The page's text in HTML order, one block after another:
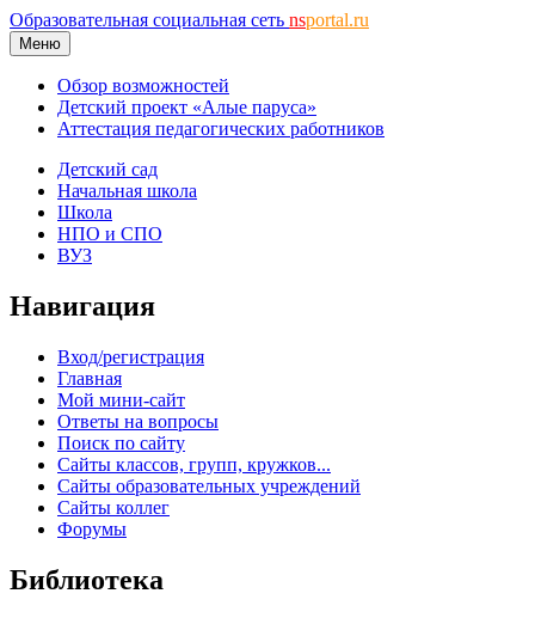
Образовательная социальная сеть nsportal.ru
Меню
Обзор возможностей
Детский проект «Алые паруса»
Аттестация педагогических работников
Детский сад
Начальная школа
Школа
НПО и СПО
ВУЗ
Навигация
Вход/регистрация
Главная
Мой мини-сайт
Ответы на вопросы
Поиск по сайту
Сайты классов, групп, кружков...
Сайты образовательных учреждений
Сайты коллег
Форумы
Библиотека